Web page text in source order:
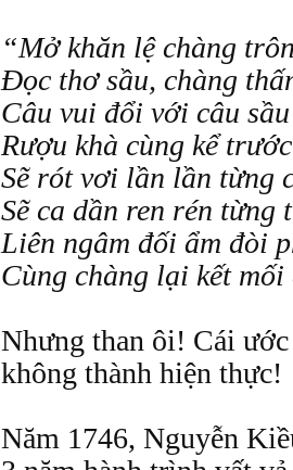
“Mở khăn lệ chàng
Đọc thơ sầu, chàng
Câu vui đổi với câu sầu
Rượu khà cùng kể
Sẽ rót vơi lần lần từng
Sẽ ca dần ren rén từng
Liên ngâm đối ẩm đòi
Cùng chàng lại kết
Nhưng than ôi! Cái
không thành hiện thực!
Năm 1746, Nguyễn